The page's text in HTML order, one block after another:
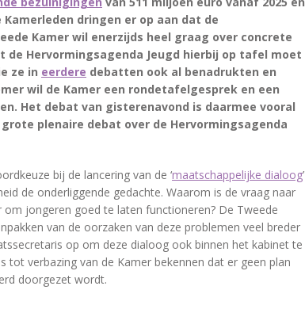
Kamerleden dringen er op aan dat de
Kamer wil enerzijds heel graag over concrete
Hervormingsagenda Jeugd hierbij op tafel moet
ze in eerdere debatten ook al benadrukten en
wil de Kamer een rondetafelgesprek en een
Het debat van gisterenavond is daarmee vooral
plenaire debat over de Hervormingsagenda
bij de lancering van de ‘maatschappelijke dialoog’
de onderliggende gedachte. Waarom is de vraag naar
jongeren goed te laten functioneren? De Tweede
van de oorzaken van deze problemen veel breder
op om deze dialoog ook binnen het kabinet te
verbazing van de Kamer bekennen dat er geen plan
doorgezet wordt.